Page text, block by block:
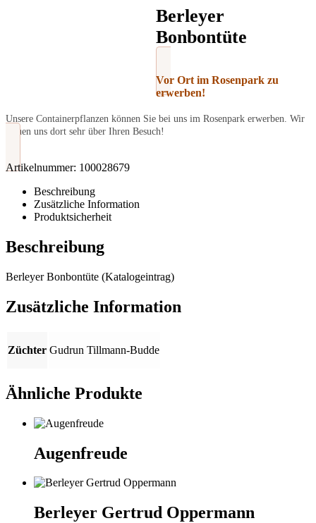
Berleyer
Bonbontüte
Vor Ort im Rosenpark zu
erwerben!
Unsere Containerpflanzen können Sie bei uns im Rosenpark erwerben. Wir
freuen uns dort sehr über Ihren Besuch!
Artikelnummer: 100028679
Beschreibung
Zusätzliche Information
Produktsicherheit
Beschreibung
Berleyer Bonbontüte (Katalogeintrag)
Zusätzliche Information
Züchter Gudrun Tillmann-Budde
Ähnliche Produkte
Augenfreude
Berleyer Gertrud Oppermann